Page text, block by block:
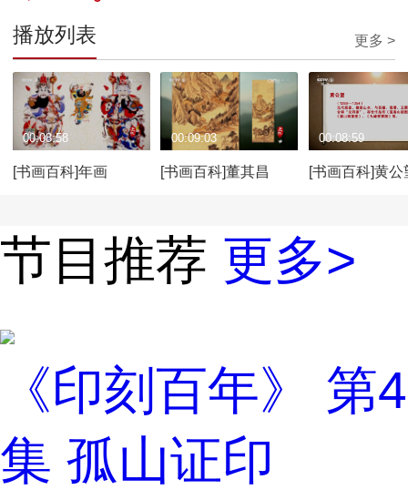
播放列表 更多 >
[书画百科]年画
00:08:58
[书画百科]董其昌
00:09:03
[书画百科]黄公
00:08:59
节目推荐 更多>
《印刻百年》 第4
集 孤山证印